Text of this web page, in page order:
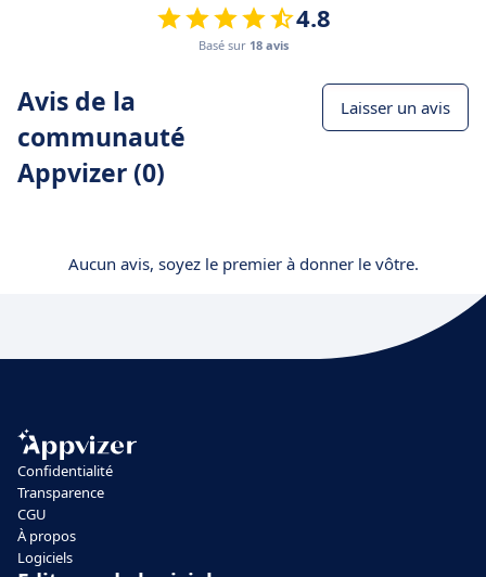
4.8
Basé sur 18 avis
Avis de la
communauté
Appvizer (0)
Laisser un avis
Aucun avis, soyez le premier à donner le vôtre.
Confidentialité
Transparence
CGU
À propos
Logiciels